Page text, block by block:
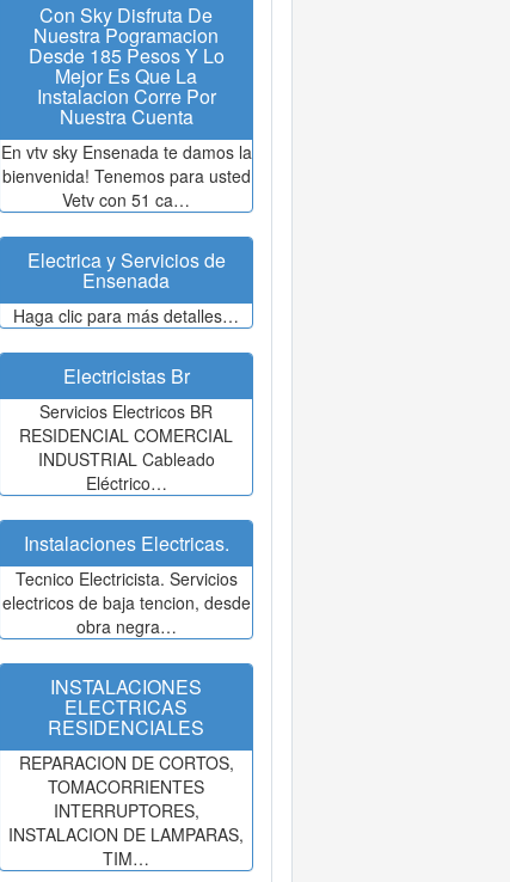
Con Sky Disfruta De
Nuestra Pogramacion
Desde 185 Pesos Y Lo
Mejor Es Que La
Instalacion Corre Por
Nuestra Cuenta
En vtv sky Ensenada te damos la
bienvenida! Tenemos para usted
Vetv con 51 ca…
Electrica y Servicios de
Ensenada
Haga clic para más detalles…
Electricistas Br
Servicios Electricos BR
RESIDENCIAL COMERCIAL
INDUSTRIAL Cableado
Eléctrico…
Instalaciones Electricas.
Tecnico Electricista. Servicios
electricos de baja tencion, desde
obra negra…
INSTALACIONES
ELECTRICAS
RESIDENCIALES
REPARACION DE CORTOS,
TOMACORRIENTES
INTERRUPTORES,
INSTALACION DE LAMPARAS,
TIM…